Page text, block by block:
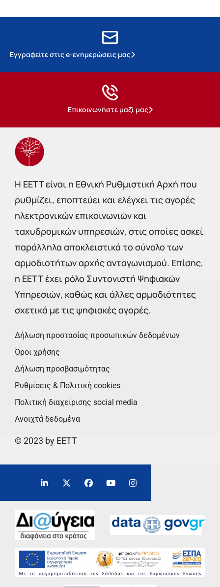
Εγγραφείτε στις e-ενημερώσεις μας
Επικοινωνήστε μαζί μας
Η EETT είναι η Εθνική Ρυθμιστική Αρχή που
ρυθμίζει, εποπτεύει και ελέγχει τις αγορές
ηλεκτρονικών επικοινωνιών και
ταχυδρομικών υπηρεσιών, στις οποίες ασκεί
παράλληλα αποκλειστικά το σύνολο των
αρμοδιοτήτων αρχής ανταγωνισμού. Επίσης,
η ΕΕΤΤ έχει ρόλο Συντονιστή Ψηφιακών
Υπηρεσιών, καθώς και άλλες αρμοδιότητες
σχετικά με τις ψηφιακές αγορές.
Δήλωση προστασίας προσωπικών δεδομένων
Όροι χρήσης
Δήλωση προσβασιμότητας
Ρυθμίσεις & Πολιτική cookies
Πολιτική διαχείρισης social media
Ανοιχτά δεδομένα
© 2023 by EETT